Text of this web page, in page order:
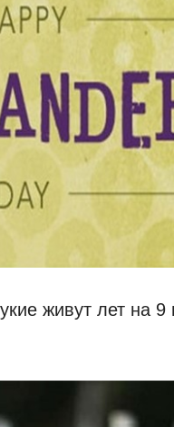
живут лет на